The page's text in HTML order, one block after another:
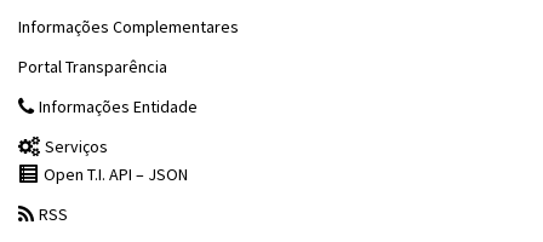
Informações Complementares
Portal Transparência
Informações Entidade
Serviços
Open T.I. API – JSON
RSS